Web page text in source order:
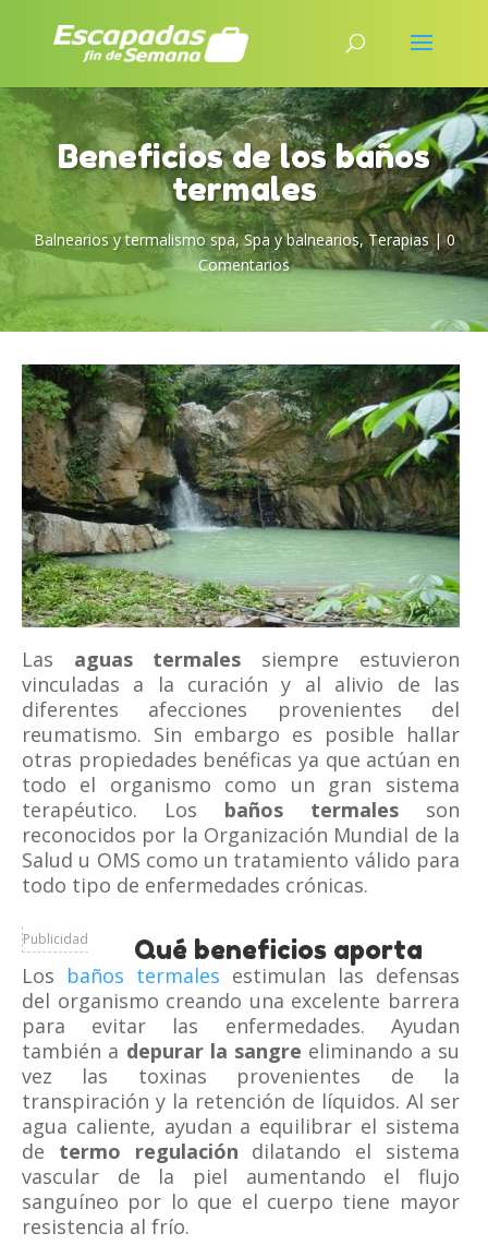
Beneficios de los baños
termales
Balnearios y termalismo spa,Spa y balnearios,Terapias|0
Comentarios
Las aguas termales siempre estuvieron
vinculadas a la curación y al alivio de las
diferentes afecciones provenientes del
reumatismo. Sin embargo es posible hallar
otras propiedades benéficas ya que actúan en
todo el organismo como un gran sistema
terapéutico. Los baños termalesson
reconocidos por la Organización Mundial de la
Salud u OMS como un tratamiento válido para
todo tipo de enfermedades crónicas.
Publicidad Qué beneficios aporta
Los baños termales estimulan las defensas
del organismo creando una excelente barrera
para evitar las enfermedades. Ayudan
también a depurar la sangre eliminando a su
vez las toxinas provenientes de la
transpiración y la retención de líquidos. Al ser
agua caliente, ayudan a equilibrar el sistema
de termo regulación dilatando el sistema
vascular de la piel aumentando el flujo
sanguíneo por lo que el cuerpo tiene mayor
resistencia al frío.